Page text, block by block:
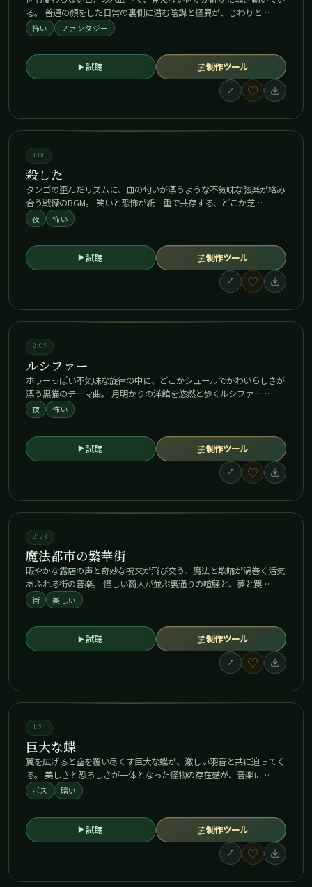
る。 普通の顔をした日常の裏側に潜む陰謀と怪異が、じわりと…
怖い ファンタジー
試聴
制作ツール
↗
♡
3:06
殺した
タンゴの歪んだリズムに、血の匂いが漂うような不気味な弦楽が絡み
合う戦慄のBGM。 笑いと恐怖が紙一重で共存する、どこか芝…
夜 怖い
試聴
制作ツール
↗
♡
2:05
ルシファー
ホラーっぽい不気味な旋律の中に、どこかシュールでかわいらしさが
漂う黒猫のテーマ曲。 月明かりの洋館を悠然と歩くルシファー…
夜 怖い
試聴
制作ツール
↗
♡
2:23
魔法都市の繁華街
賑やかな露店の声と奇妙な呪文が飛び交う、魔法と欺瞞が渦巻く活気
あふれる街の音楽。 怪しい商人が並ぶ裏通りの喧騒と、夢と罠…
街 楽しい
試聴
制作ツール
↗
♡
4:54
巨大な蝶
翼を広げると空を覆い尽くす巨大な蝶が、激しい羽音と共に迫ってく
る。 美しさと恐ろしさが一体となった怪物の存在感が、音楽に…
ボス 暗い
試聴
制作ツール
↗
♡